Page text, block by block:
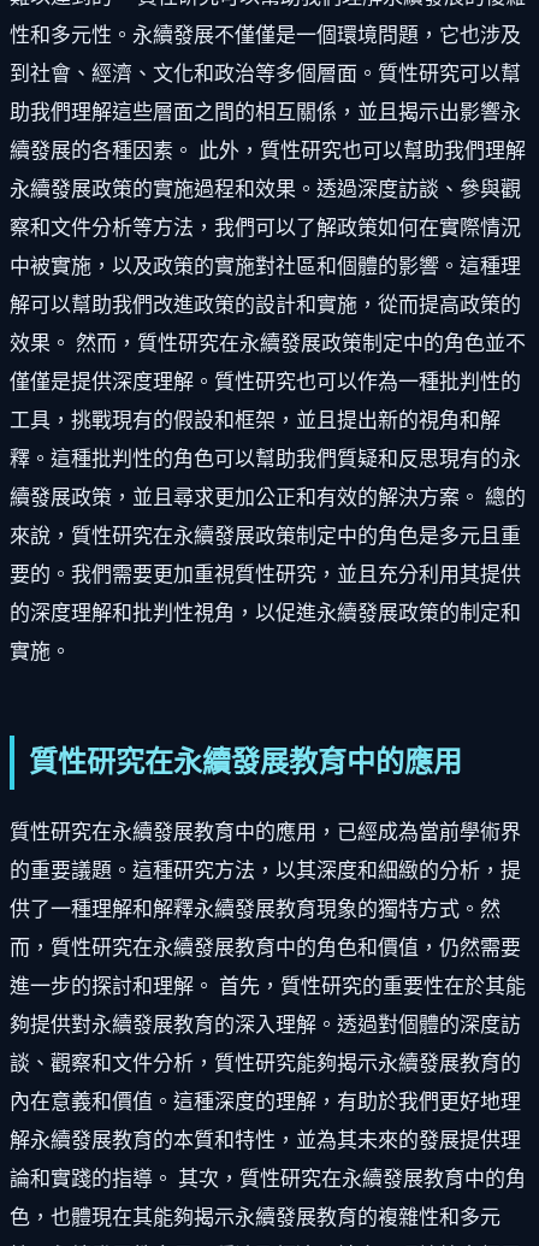
性和多元性。永續發展不僅僅是一個環境問題，它也涉及
到社會、經濟、文化和政治等多個層面。質性研究可以幫
助我們理解這些層面之間的相互關係，並且揭示出影響永
續發展的各種因素。 此外，質性研究也可以幫助我們理解
永續發展政策的實施過程和效果。透過深度訪談、參與觀
察和文件分析等方法，我們可以了解政策如何在實際情況
中被實施，以及政策的實施對社區和個體的影響。這種理
解可以幫助我們改進政策的設計和實施，從而提高政策的
效果。 然而，質性研究在永續發展政策制定中的角色並不
僅僅是提供深度理解。質性研究也可以作為一種批判性的
工具，挑戰現有的假設和框架，並且提出新的視角和解
釋。這種批判性的角色可以幫助我們質疑和反思現有的永
續發展政策，並且尋求更加公正和有效的解決方案。 總的
來說，質性研究在永續發展政策制定中的角色是多元且重
要的。我們需要更加重視質性研究，並且充分利用其提供
的深度理解和批判性視角，以促進永續發展政策的制定和
實施。
質性研究在永續發展教育中的應用
質性研究在永續發展教育中的應用，已經成為當前學術界
的重要議題。這種研究方法，以其深度和細緻的分析，提
供了一種理解和解釋永續發展教育現象的獨特方式。然
而，質性研究在永續發展教育中的角色和價值，仍然需要
進一步的探討和理解。 首先，質性研究的重要性在於其能
夠提供對永續發展教育的深入理解。透過對個體的深度訪
談、觀察和文件分析，質性研究能夠揭示永續發展教育的
內在意義和價值。這種深度的理解，有助於我們更好地理
解永續發展教育的本質和特性，並為其未來的發展提供理
論和實踐的指導。 其次，質性研究在永續發展教育中的角
色，也體現在其能夠揭示永續發展教育的複雜性和多元